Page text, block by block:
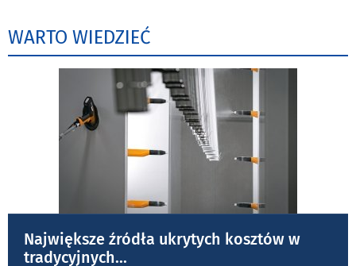
WARTO WIEDZIEĆ
Największe źródła ukrytych kosztów w
tradycyjnych...